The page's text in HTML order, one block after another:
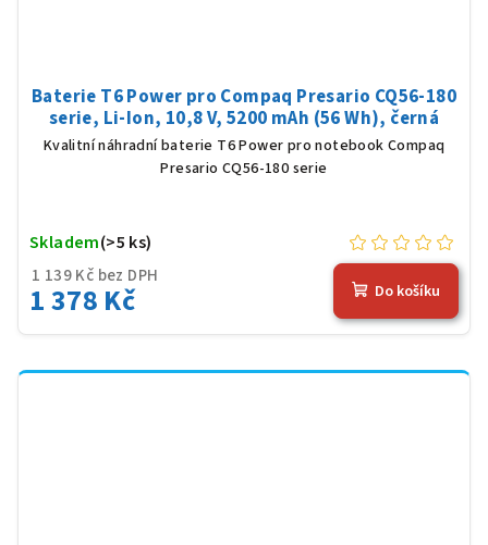
Baterie T6 Power pro Compaq Presario CQ56-180
serie, Li-Ion, 10,8 V, 5200 mAh (56 Wh), černá
Kvalitní náhradní baterie T6 Power pro notebook Compaq
Presario CQ56-180 serie
1 139 Kč bez DPH
1 378 Kč
Skladem(>5 ks)
Do košíku